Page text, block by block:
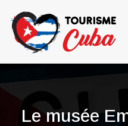
Le musée